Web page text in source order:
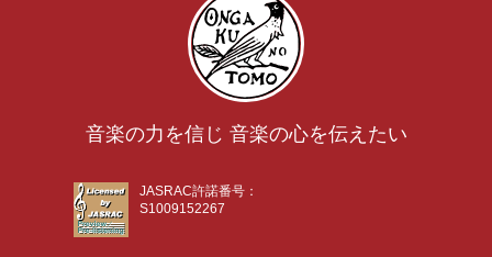
音楽の力を信じ 音楽の心を伝えたい
JASRAC許諾番号：
S1009152267